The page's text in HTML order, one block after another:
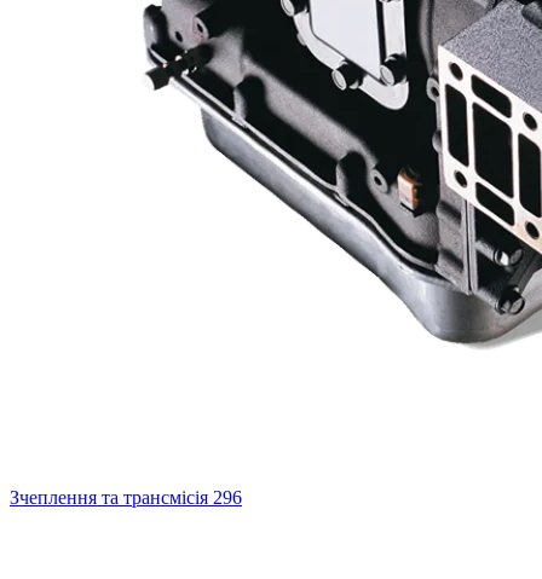
Зчеплення та трансмісія 296